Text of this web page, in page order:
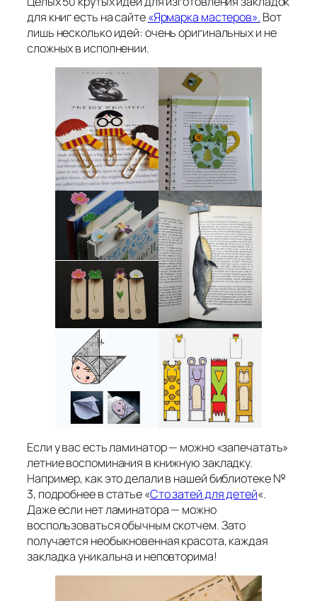
для книг есть на сайте«Ярмарка мастеров». Вот
лишь несколько идей: очень оригинальных и не
сложных в исполнении.
Если у вас есть ламинатор — можно «запечатать»
летние воспоминания в книжную закладку.
Например, как это делали в нашей библиотеке №
3, подробнее в статье «Сто затей для детей«.
Даже если нет ламинатора — можно
воспользоваться обычным скотчем. Зато
получается необыкновенная красота, каждая
закладка уникальна и неповторима!